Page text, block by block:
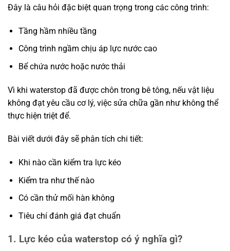
Đây là câu hỏi đặc biệt quan trọng trong các công trình:
Tầng hầm nhiều tầng
Công trình ngầm chịu áp lực nước cao
Bể chứa nước hoặc nước thải
Vì khi waterstop đã được chôn trong bê tông, nếu vật liệu
không đạt yêu cầu cơ lý, việc sửa chữa gần như không thể
thực hiện triệt để.
Bài viết dưới đây sẽ phân tích chi tiết:
Khi nào cần kiểm tra lực kéo
Kiểm tra như thế nào
Có cần thử mối hàn không
Tiêu chí đánh giá đạt chuẩn
1. Lực kéo của waterstop có ý nghĩa gì?